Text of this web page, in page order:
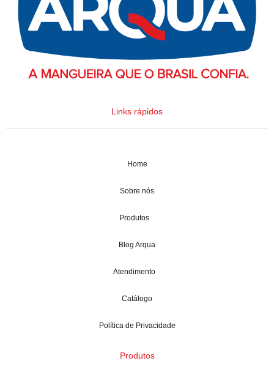
Links rápidos
Home
Sobre nós
Produtos
Blog Arqua
Atendimento
Catálogo
Política de Privacidade
Produtos